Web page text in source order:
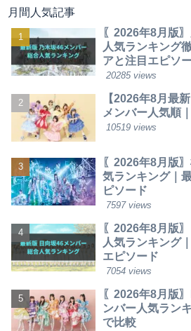
月間人気記事
〖2026年8月版
人気ランキング
アと注目エピソ
20285 views
【2026年8月最
メンバー人気順
10519 views
〖2026年8月版
気ランキング｜
ピソード
7597 views
〖2026年8月版
人気ランキング
エピソード
7054 views
〖2026年8月版
ンバー人気ラン
で比較